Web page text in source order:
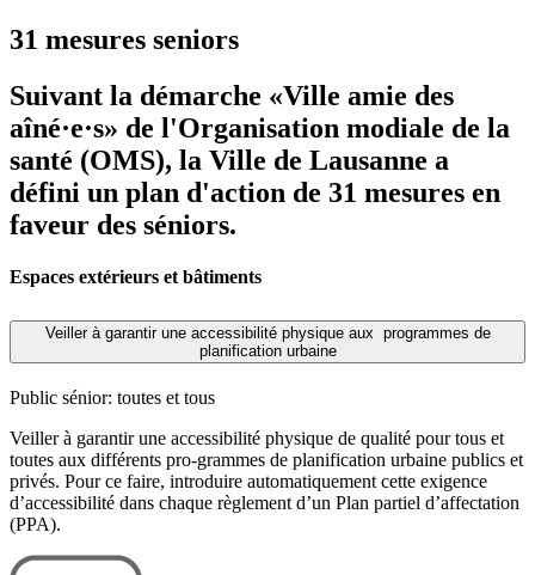
31 mesures seniors
Suivant la démarche «Ville amie des
aîné·e·s» de l'Organisation modiale de la
santé (OMS), la Ville de Lausanne a
défini un plan d'action de 31 mesures en
faveur des séniors.
Espaces extérieurs et bâtiments
Veiller à garantir une accessibilité physique aux programmes de
planification urbaine
Public sénior: toutes et tous
Veiller à garantir une accessibilité physique de qualité pour tous et
toutes aux différents pro-grammes de planification urbaine publics et
privés. Pour ce faire, introduire automatiquement cette exigence
d’accessibilité dans chaque règlement d’un Plan partiel d’affectation
(PPA).